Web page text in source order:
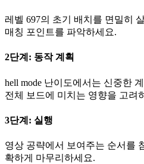
레벨 697의 초기 배치를 면밀히
매칭 포인트를 파악하세요.
2단계: 동작 계획
hell mode 난이도에서는 신중한
전체 보드에 미치는 영향을 고려
3단계: 실행
영상 공략에서 보여주는 순서를
확하게 마무리하세요.